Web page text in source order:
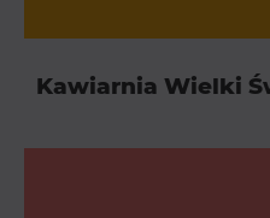
Kawiarnia Wielki